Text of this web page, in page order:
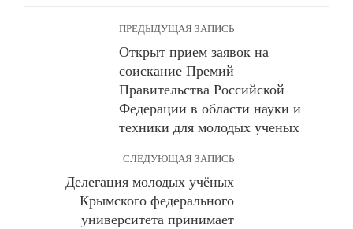
ПРЕДЫДУЩАЯ ЗАПИСЬ
Открыт прием заявок на
соискание Премий
Правительства Российской
Федерации в области науки и
техники для молодых ученых
СЛЕДУЮЩАЯ ЗАПИСЬ
Делегация молодых учёных
Крымского федерального
университета принимает